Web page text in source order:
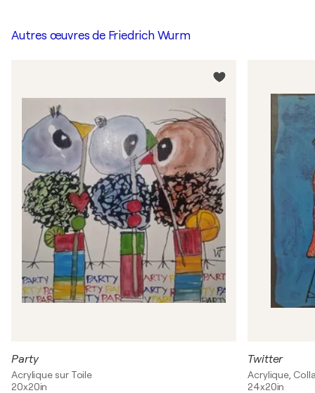
Autres œuvres de Friedrich Wurm
Party
Acrylique sur Toile
20x20in
Twitter
Acrylique,
24x20in